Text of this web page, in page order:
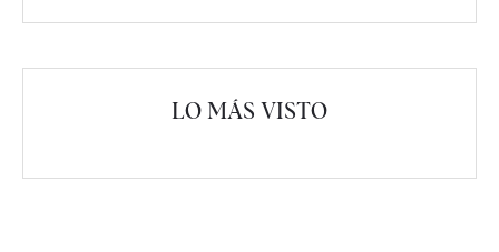
LO MÁS VISTO